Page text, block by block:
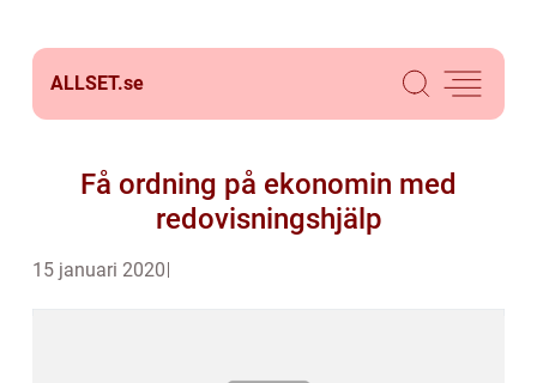
ALLSET.se
Få ordning på ekonomin med
redovisningshjälp
15 januari 2020